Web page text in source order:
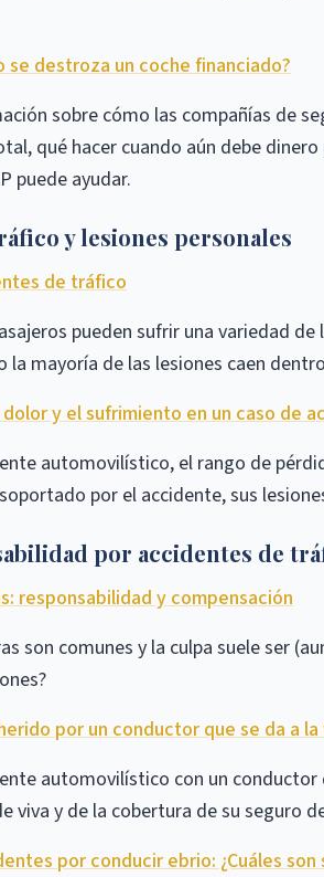
se destroza un coche financiado?
sobre cómo las compañías de
qué hacer cuando aún debe
puede ayudar.
y lesiones personales
de tráfico
pueden sufrir una variedad
mayoría de las lesiones caen
y el sufrimiento en un caso de
automovilístico, el rango de
por el accidente, sus
por accidentes de
responsabilidad y compensación
son comunes y la culpa suele ser
por un conductor que se da a la
automovilístico con un conductor
viva y de la cobertura de su seguro
por conducir ebrio: ¿Cuáles